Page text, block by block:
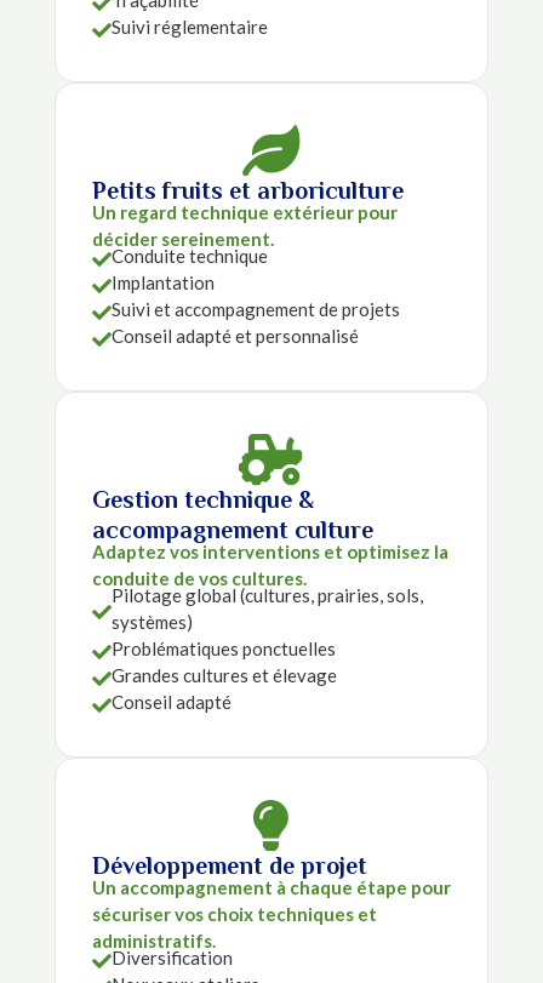
Suivi réglementaire

Petits fruits et arboriculture
Un regard technique extérieur pour
décider sereinement.
Conduite technique
Implantation
Suivi et accompagnement de projets
Conseil adapté et personnalisé

Gestion technique &
accompagnement culture
Adaptez vos interventions et optimisez la
conduite de vos cultures.

Pilotage global (cultures, prairies, sols,
systèmes)
Problématiques ponctuelles
Grandes cultures et élevage
Conseil adapté

Développement de projet
Un accompagnement à chaque étape pour
sécuriser vos choix techniques et
administratifs.
Diversification